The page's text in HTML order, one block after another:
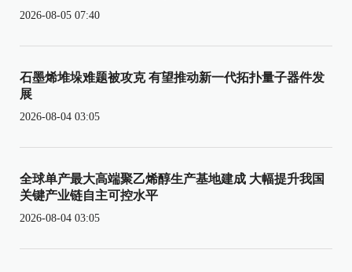
2026-08-05 07:40
石墨烯堆垛难题被攻克 有望推动新一代拓扑量子器件发
展
2026-08-04 03:05
全球单产最大高端聚乙烯醇生产基地建成 大幅提升我国
关键产业链自主可控水平
2026-08-04 03:05